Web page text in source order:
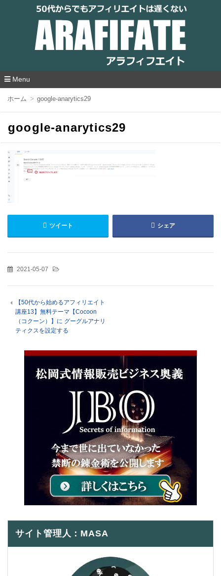
アラフィフエイト｜ 50代からでもアフィリ
エイトは遅くない
Menu
移
ホーム google-anarytics29
google-anarytics29
ツイート シェア
2021-05-07
【50代から始めるアフィリエイト
講座13】無料テーマ【Cocoon
（コクーン）】に グーグルアナリ
ティクスを設定する
サイト管理人：MASA